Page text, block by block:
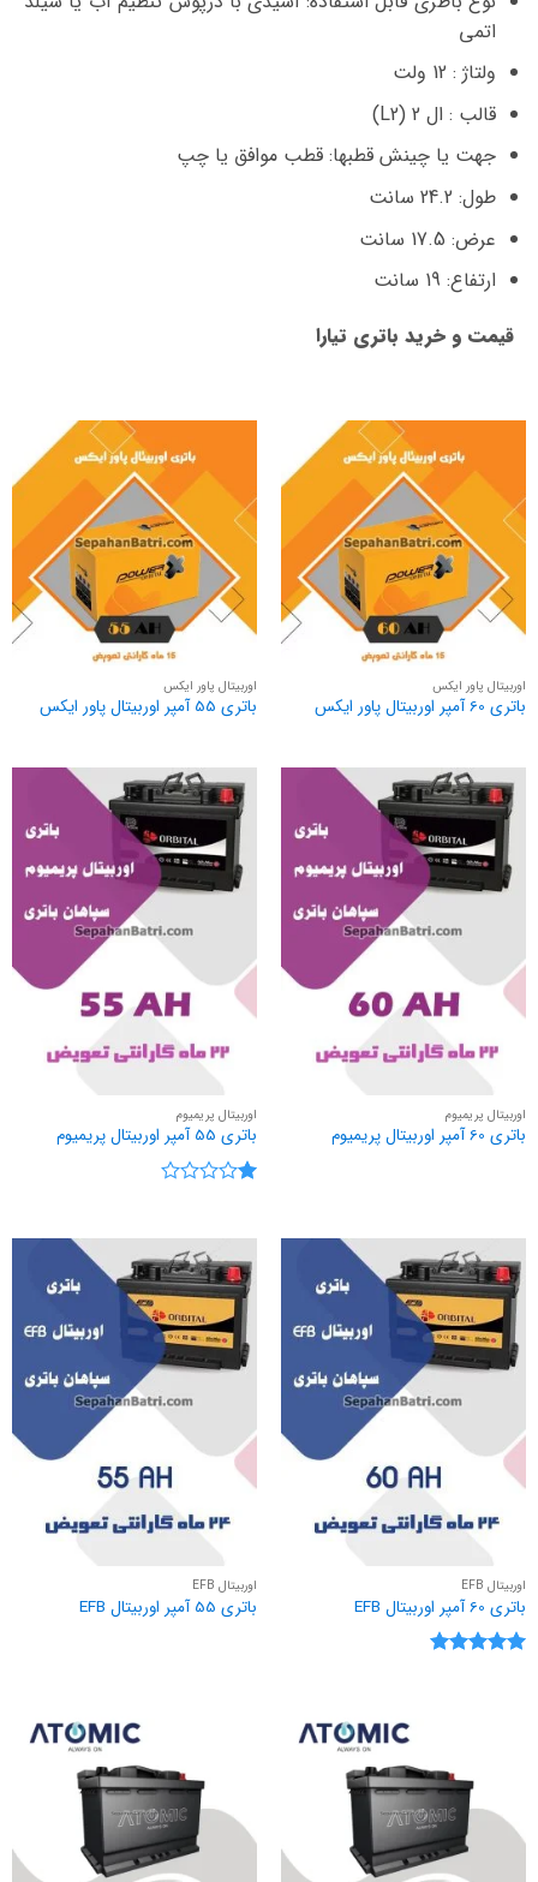
اتمی
ولتاژ : 12 ولت
قالب : ال 2 (L2)
جهت یا چینش قطبها: قطب موافق یا چپ
طول: 24.2 سانت
عرض: 17.5 سانت
ارتفاع: 19 سانت
قیمت و خرید باتری تیارا
اوربیتال پاور ایکس
باتری 60 آمپر اوربیتال پاور ایکس
اوربیتال پاور ایکس
باتری 55 آمپر اوربیتال پاور ایکس
اوربیتال پریمیوم
باتری 60 آمپر اوربیتال پریمیوم
اوربیتال پریمیوم
باتری 55 آمپر اوربیتال پریمیوم
از
اوربیتال EFB
باتری 60 آمپر اوربیتال EFB
اوربیتال EFB
باتری 55 آمپر اوربیتال EFB